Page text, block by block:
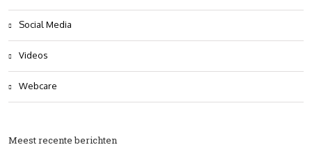
Social Media
Videos
Webcare
Meest recente berichten